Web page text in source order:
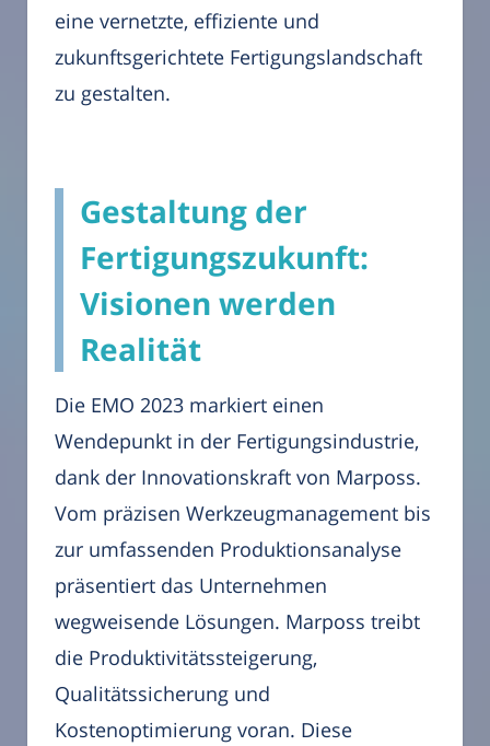
eine vernetzte, effiziente und
zukunftsgerichtete Fertigungslandschaft
zu gestalten.
Gestaltung der
Fertigungszukunft:
Visionen werden
Realität
Die EMO 2023 markiert einen
Wendepunkt in der Fertigungsindustrie,
dank der Innovationskraft von Marposs.
Vom präzisen Werkzeugmanagement bis
zur umfassenden Produktionsanalyse
präsentiert das Unternehmen
wegweisende Lösungen. Marposs treibt
die Produktivitätssteigerung,
Qualitätssicherung und
Kostenoptimierung voran. Diese